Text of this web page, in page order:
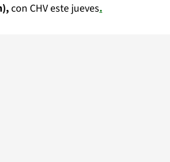
con CHV este jueves.